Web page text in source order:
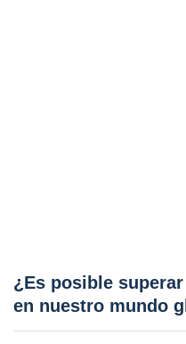
¿Es posible
en nuestro mundo